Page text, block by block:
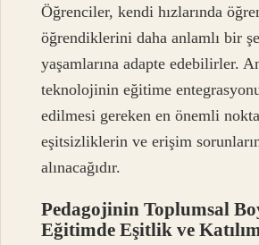
Öğrenciler, kendi hızlarında
öğrendiklerini daha anlamlı bir
yaşamlarına adapte edebilirler.
teknolojinin eğitime
edilmesi gereken en önemli
eşitsizliklerin ve erişim
alınacağıdır.
Pedagojinin Toplumsal
Eğitimde Eşitlik ve